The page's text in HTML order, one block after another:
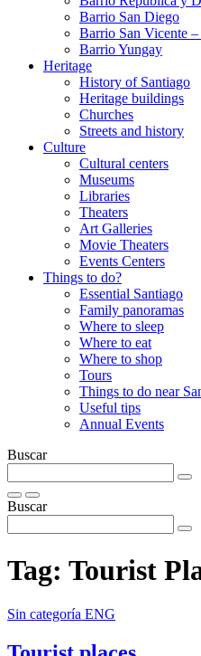
Barrio San Diego
Barrio San Vicente
Barrio Yungay
Heritage
History of Santiago
Heritage buildings
Churches
Streets and history
Culture
Cultural centers
Museums
Libraries
Theaters
Art Galleries
Movie Theaters
Events Centers
Things to do?
Essential Santiago
Family panoramas
Where to sleep
Where to eat
Where to shop
Tours
Things to do near
Useful tips
Annual Events
Buscar
Buscar
Tag: Tourist
Sin categoría ENG